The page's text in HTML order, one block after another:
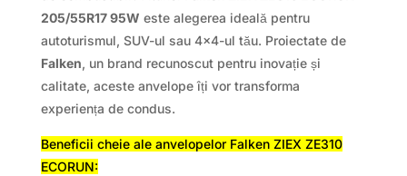
205/55R17 95W este alegerea ideală pentru
autoturismul, SUV-ul sau 4×4-ul tău. Proiectate de
Falken, un brand recunoscut pentru inovație și
calitate, aceste anvelope îți vor transforma
experiența de condus.
Beneficii cheie ale anvelopelor Falken ZIEX ZE310
ECORUN: